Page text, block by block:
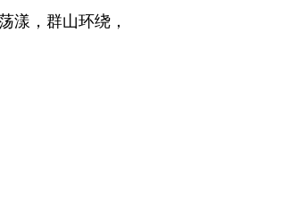
，群山环绕，